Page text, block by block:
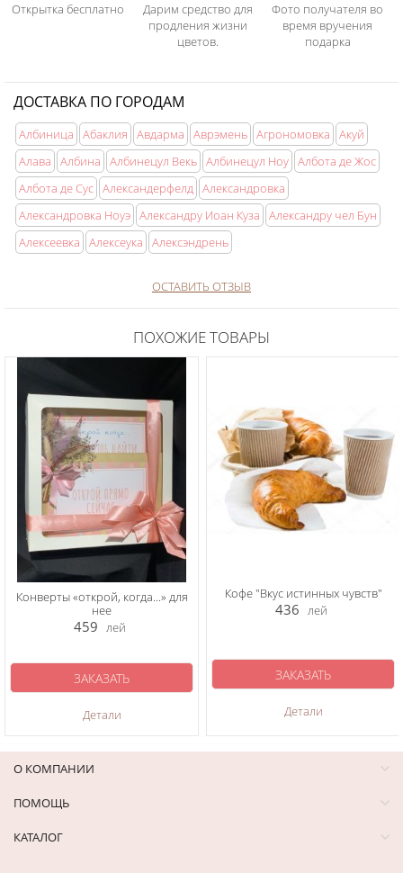
Открытка бесплатно
Дарим средство для
продления жизни
цветов.
Фото получателя во
время вручения
подарка
ДОСТАВКА ПО ГОРОДАМ
Албиница Абаклия Авдарма Аврэмень Агрономовка
Акуй
Алава
Албина Албинецул Векь Албинецул Ноу Албота де Жос
Албота де Сус Александерфелд Александровка
Александровка Ноуэ Александру Иоан Куза
Александру чел Бун
Алексеевка
Алексеука Алексэндрень
ОСТАВИТЬ ОТЗЫВ
ПОХОЖИЕ ТОВАРЫ
Конверты «открой, когда...» для
нее
459 лей
Детали
ЗАКАЗАТЬ
Кофе "Вкус истинных чувств"
436 лей
Детали
ЗАКАЗАТЬ
О КОМПАНИИ
ПОМОЩЬ
КАТАЛОГ